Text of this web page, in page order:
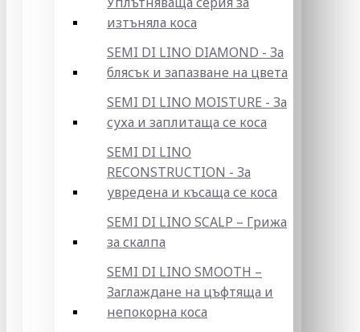
изтъняла коса
SEMI DI LINO DIAMOND - За
блясък и запазване на цвета
SEMI DI LINO MOISTURE - За
суха и заплитаща се коса
SEMI DI LINO
RECONSTRUCTION - За
увредена и късаща се коса
SEMI DI LINO SCALP – Грижа
за скалпа
SEMI DI LINO SMOOTH –
Заглаждане на цъфтяща и
непокорна коса